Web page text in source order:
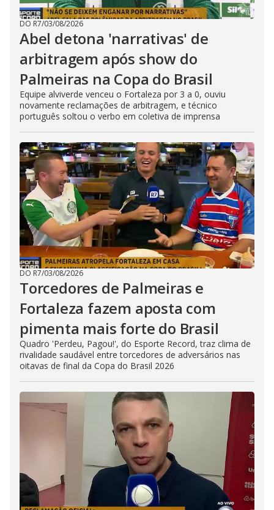
DO R7/03/08/2026
Abel detona 'narrativas' de
arbitragem após show do
Palmeiras na Copa do Brasil
Equipe alviverde venceu o Fortaleza por 3 a 0, ouviu
novamente reclamações de arbitragem, e técnico
português soltou o verbo em coletiva de imprensa
DO R7/03/08/2026
Torcedores de Palmeiras e
Fortaleza fazem aposta com
pimenta mais forte do Brasil
Quadro 'Perdeu, Pagou!', do Esporte Record, traz clima de
rivalidade saudável entre torcedores de adversários nas
oitavas de final da Copa do Brasil 2026